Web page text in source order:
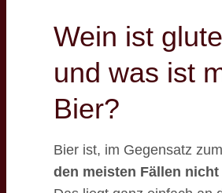
Wein ist
und was ist
Bier?
Bier ist, im Gegensatz
den meisten Fällen